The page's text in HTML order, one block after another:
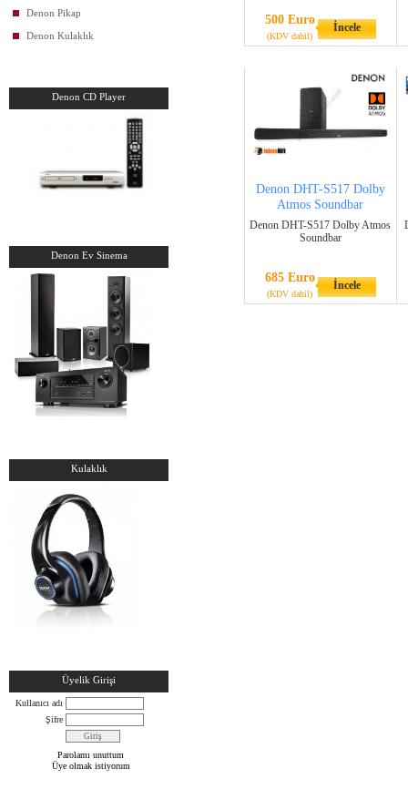
Denon Pikap
Denon Kulaklık
Denon CD Player
Denon Ev Sinema
Kulaklık
Üyelik Girişi
Kullanıcı adı
Şifre
Parolamı unuttum
Üye olmak istiyorum
500 Euro
(KDV dahil)
İncele
Denon DHT-S517 Dolby
Atmos Soundbar
Denon DHT-S517 Dolby Atmos
Soundbar
685 Euro
(KDV dahil)
İncele